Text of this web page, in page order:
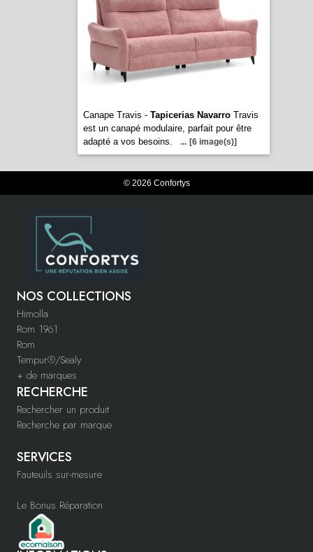
Canape Travis - Tapicerias NavarroTravis
est un canapé modulaire, parfait pour être
adapté a vos besoins.
... [6 image(s)]
© 2026 Confortys
NOS COLLECTIONS
Himolla
Rom 1961
Rom
Tempur®/Sealy
+ de marques
RECHERCHE
Rechercher un produit
Recherche par marque
SERVICES
Fauteuils sur-mesure
Le Bonus Réparation